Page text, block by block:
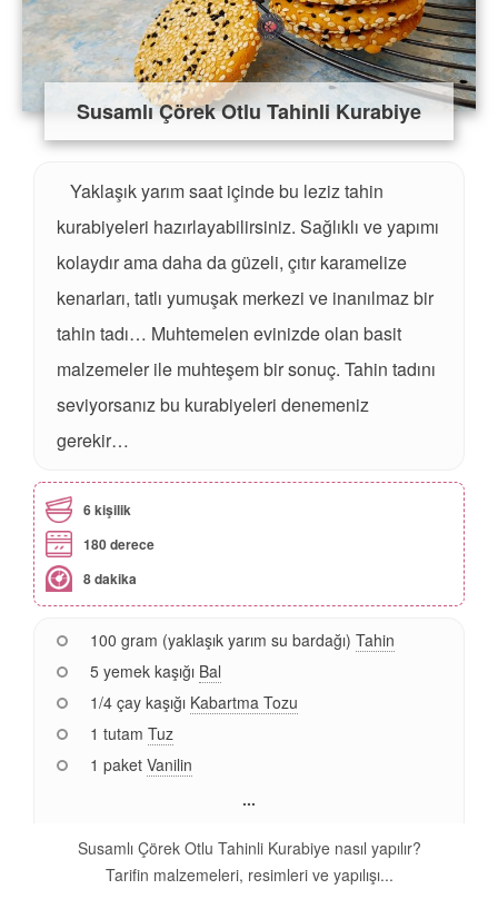
Susamlı Çörek Otlu Tahinli Kurabiye
Yaklaşık yarım saat içinde bu leziz tahin
kurabiyeleri hazırlayabilirsiniz. Sağlıklı ve yapımı
kolaydır ama daha da güzeli, çıtır karamelize
kenarları, tatlı yumuşak merkezi ve inanılmaz bir
tahin tadı… Muhtemelen evinizde olan basit
malzemeler ile muhteşem bir sonuç. Tahin tadını
seviyorsanız bu kurabiyeleri denemeniz
gerekir…
6 kişilik
180 derece
8 dakika
100 gram (yaklaşık yarım su bardağı) Tahin
5 yemek kaşığı Bal
1/4 çay kaşığı Kabartma Tozu
1 tutam Tuz
1 paket Vanilin
...
Susamlı Çörek Otlu Tahinli Kurabiye nasıl yapılır?
Tarifin malzemeleri, resimleri ve yapılışı...